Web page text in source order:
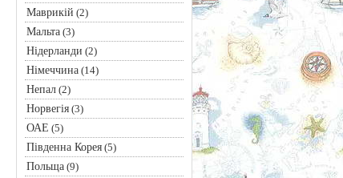
Маврикій (2)
Мальта(3)
Нідерланди (2)
Німеччина(14)
Непал(2)
Норвегія(3)
ОАЕ (5)
Південна Корея(5)
Польща(9)